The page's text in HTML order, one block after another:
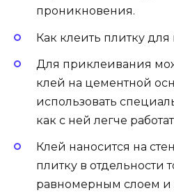
проникновения.
Как клеить плитку для
Для приклеивания
клей на цементной
использовать
как с ней легче
Клей наносится на
плитку в отдельности
равномерным слоем и